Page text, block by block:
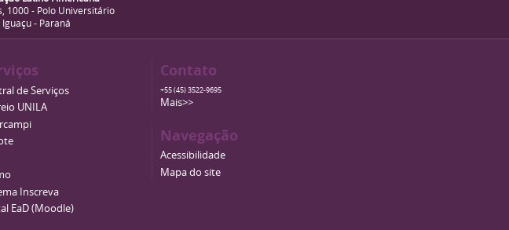
1000 - Polo Universitário
- Paraná
de Serviços
UNILA
Inscreva
EaD (Moodle)
Contato
+55 (45) 3522-9695
Mais>>
Navegação
Acessibilidade
Mapa do site